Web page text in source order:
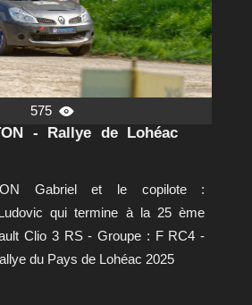
575 
- Rallye de Lohéac
Gabriel et le copilote :
qui termine à la 25 ème
Clio 3 RS - Groupe : F RC4 -
du Pays de Lohéac 2025